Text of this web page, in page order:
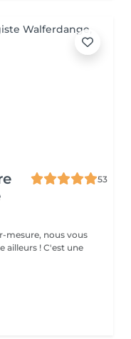
53
mesure, nous vous
ailleurs ! C'est une